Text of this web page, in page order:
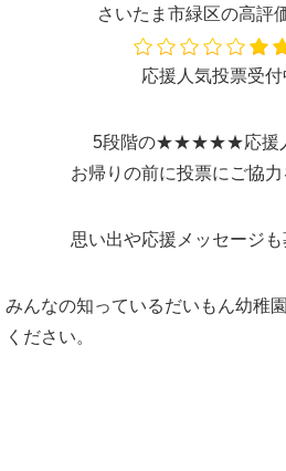
さいたま市緑区の高評
応援人気投票受付
5段階の★★★★★応援人
お帰りの前に投票にご協力
思い出や応援メッセージも
みんなの知っているだいもん幼稚
ください。